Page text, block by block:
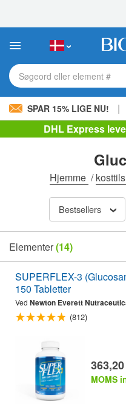
websted
Søgeord eller element #
SPAR 15% LIGE NU! |
DHL Express
Hjemme /
Bestsellers
Elementer(14)
SUPERFLEX-3
150 Tabletter
Ved Newton Everett
(812)
MOMS